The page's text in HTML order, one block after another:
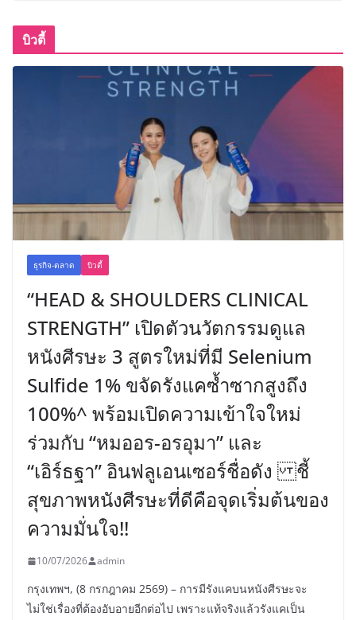
บิวตี้
ธุรกิจ-ตลาด บิวตี้
“HEAD & SHOULDERS CLINICAL
STRENGTH” เปิดตัวนวัตกรรมดูแล
หนังศีรษะ 3 สูตรใหม่ที่มี Selenium
Sulfide 1% ขจัดรังแคซ้ำซากสูงถึง
100%^ พร้อมเปิดความเข้าใจใหม่
ร่วมกับ “หมออร-อรอุมา” และ
“เอิร์ธฐา” อินฟลูเอนเซอร์ชื่อดัง ชี้
สุขภาพหนังศีรษะที่ดีคือจุดเริ่มต้นของ
ความมั่นใจ!!
10/07/2026 admin
กรุงเทพฯ, (8 กรกฎาคม 2569) – การมีรังแคบนหนังศีรษะจะ
ไม่ใช่เรื่องที่ต้องอับอายอีกต่อไป เพราะแท้จริงแล้วรังแคเป็น